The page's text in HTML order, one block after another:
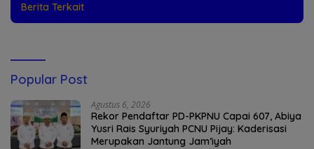
Berita Terkait
Popular Post
Agustus 6, 2026
Rekor Pendaftar PD-PKPNU Capai 607, Abiya
Yusri Rais Syuriyah PCNU Pijay: Kaderisasi
Merupakan Jantung Jam’iyah